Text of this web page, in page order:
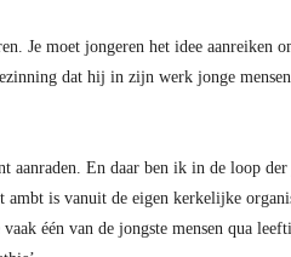
Je moet jongeren het idee aanreiken
dat hij in zijn werk jonge mensen
aanraden. En daar ben ik in de loop der
is vanuit de eigen kerkelijke
één van de jongste mensen qua